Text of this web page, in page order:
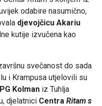
odabire nasumično,
djevojčicu Akariu
kutije izvučena kao
svečanost do sada
i Krampusa utjelovili su
Kolman iz Tuhlja
djelatnici Centra Ritam s